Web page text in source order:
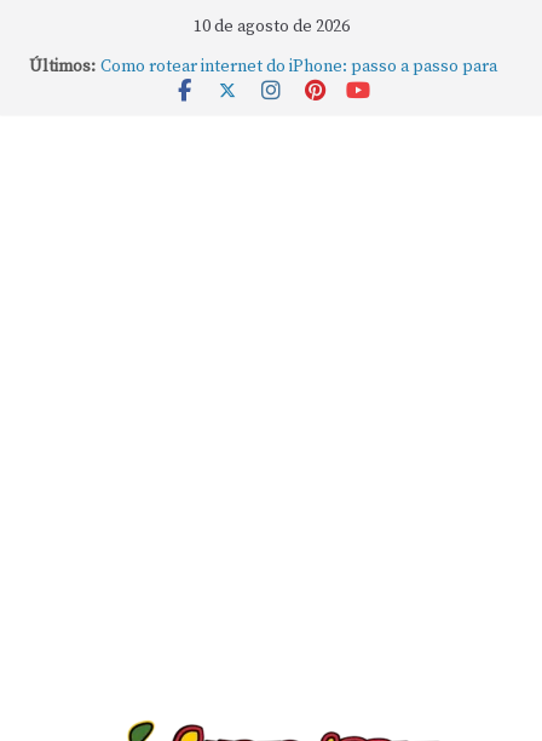
10 de agosto de 2026
Últimos: Como rotear internet do iPhone: passo a passo para
compartilhar a conexão